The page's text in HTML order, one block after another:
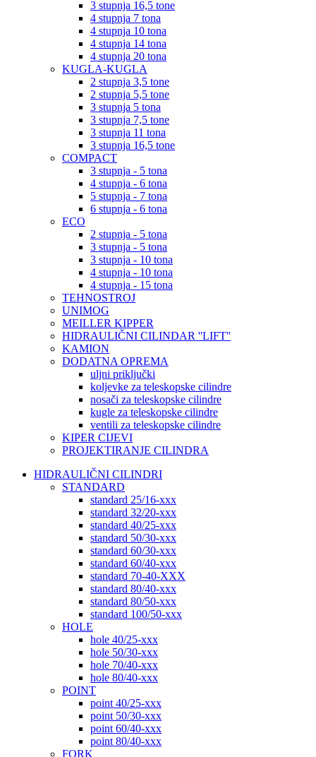
3 stupnja 16,5 tone
4 stupnja 7 tona
4 stupnja 10 tona
4 stupnja 14 tona
4 stupnja 20 tona
KUGLA-KUGLA
2 stupnja 3,5 tone
2 stupnja 5,5 tone
3 stupnja 5 tona
3 stupnja 7,5 tone
3 stupnja 11 tona
3 stupnja 16,5 tone
COMPACT
3 stupnja - 5 tona
4 stupnja - 6 tona
5 stupnja - 7 tona
6 stupnja - 6 tona
ECO
2 stupnja - 5 tona
3 stupnja - 5 tona
3 stupnja - 10 tona
4 stupnja - 10 tona
4 stupnja - 15 tona
TEHNOSTROJ
UNIMOG
MEILLER KIPPER
HIDRAULIČNI CILINDAR ''LIFT''
KAMION
DODATNA OPREMA
uljni priključki
koljevke za teleskopske cilindre
nosači za teleskopske cilindre
kugle za teleskopske cilindre
ventili za teleskopske cilindre
KIPER CIJEVI
PROJEKTIRANJE CILINDRA
HIDRAULIČNI CILINDRI
STANDARD
standard 25/16-xxx
standard 32/20-xxx
standard 40/25-xxx
standard 50/30-xxx
standard 60/30-xxx
standard 60/40-xxx
standard 70-40-XXX
standard 80/40-xxx
standard 80/50-xxx
standard 100/50-xxx
HOLE
hole 40/25-xxx
hole 50/30-xxx
hole 70/40-xxx
hole 80/40-xxx
POINT
point 40/25-xxx
point 50/30-xxx
point 60/40-xxx
point 80/40-xxx
FORK